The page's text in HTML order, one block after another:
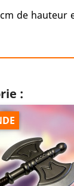
de hauteur
: